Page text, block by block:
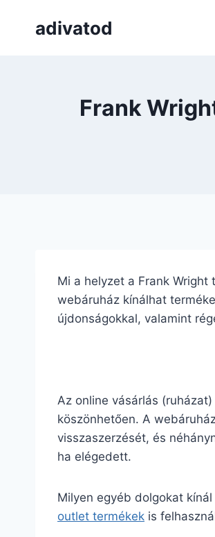
adivatod
Frank
Mi a helyzet a Frank
webáruház kínálhat
újdonságokkal, valamint
Az online vásárlás
köszönhetően. A
visszaszerzését, és
ha elégedett.
Milyen egyéb dolgokat kínál
outlet termékek is